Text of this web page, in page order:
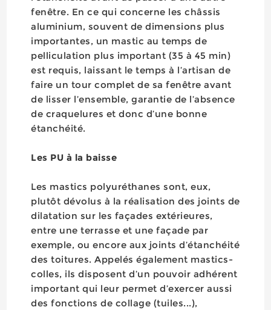
fenêtre. En ce qui concerne les châssis
aluminium, souvent de dimensions plus
importantes, un mastic au temps de
pelliculation plus important (35 à 45 min)
est requis, laissant le temps à l’artisan de
faire un tour complet de sa fenêtre avant
de lisser l’ensemble, garantie de l’absence
de craquelures et donc d’une bonne
étanchéité.
Les PU à la baisse
Les mastics polyuréthanes sont, eux,
plutôt dévolus à la réalisation des joints de
dilatation sur les façades extérieures,
entre une terrasse et une façade par
exemple, ou encore aux joints d’étanchéité
des toitures. Appelés également mastics-
colles, ils disposent d’un pouvoir adhérent
important qui leur permet d’exercer aussi
des fonctions de collage (tuiles...),